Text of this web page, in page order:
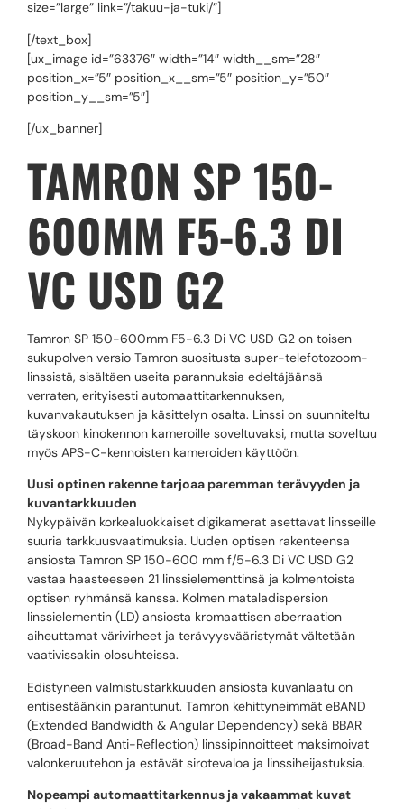
size=”large” link=”/takuu-ja-tuki/”]
[/text_box]
[ux_image id=”63376″ width=”14″ width__sm=”28″
position_x=”5″ position_x__sm=”5″ position_y=”50″
position_y__sm=”5″]
[/ux_banner]
TAMRON SP 150-
600MM F5-6.3 DI
VC USD G2
Tamron SP 150-600mm F5-6.3 Di VC USD G2 on toisen
sukupolven versio Tamron suositusta super-telefotozoom-
linssistä, sisältäen useita parannuksia edeltäjäänsä
verraten, erityisesti automaattitarkennuksen,
kuvanvakautuksen ja käsittelyn osalta. Linssi on suunniteltu
täyskoon kinokennon kameroille soveltuvaksi, mutta soveltuu
myös APS-C-kennoisten kameroiden käyttöön.
Uusi optinen rakenne tarjoaa paremman terävyyden ja
kuvantarkkuuden
Nykypäivän korkealuokkaiset digikamerat asettavat linsseille
suuria tarkkuusvaatimuksia. Uuden optisen rakenteensa
ansiosta Tamron SP 150-600 mm f/5-6.3 Di VC USD G2
vastaa haasteeseen 21 linssielementtinsä ja kolmentoista
optisen ryhmänsä kanssa. Kolmen mataladispersion
linssielementin (LD) ansiosta kromaattisen aberraation
aiheuttamat värivirheet ja terävyysvääristymät vältetään
vaativissakin olosuhteissa.
Edistyneen valmistustarkkuuden ansiosta kuvanlaatu on
entisestäänkin parantunut. Tamron kehittyneimmät eBAND
(Extended Bandwidth & Angular Dependency) sekä BBAR
(Broad-Band Anti-Reflection) linssipinnoitteet maksimoivat
valonkeruutehon ja estävät sirotevaloa ja linssiheijastuksia.
Nopeampi automaattitarkennus ja vakaammat kuvat